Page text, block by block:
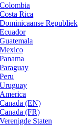
Colombia
Costa Rica
Dominicaanse Republiek
Ecuador
Guatemala
Mexico
Panama
Paraguay
Peru
Uruguay
Canada (EN)
Canada (FR)
Verenigde Staten